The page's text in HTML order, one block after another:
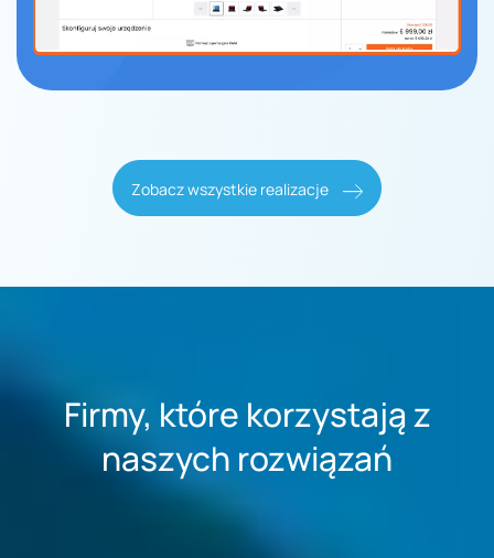
Zobacz wszystkie realizacje
Firmy, które korzystają z
naszych rozwiązań